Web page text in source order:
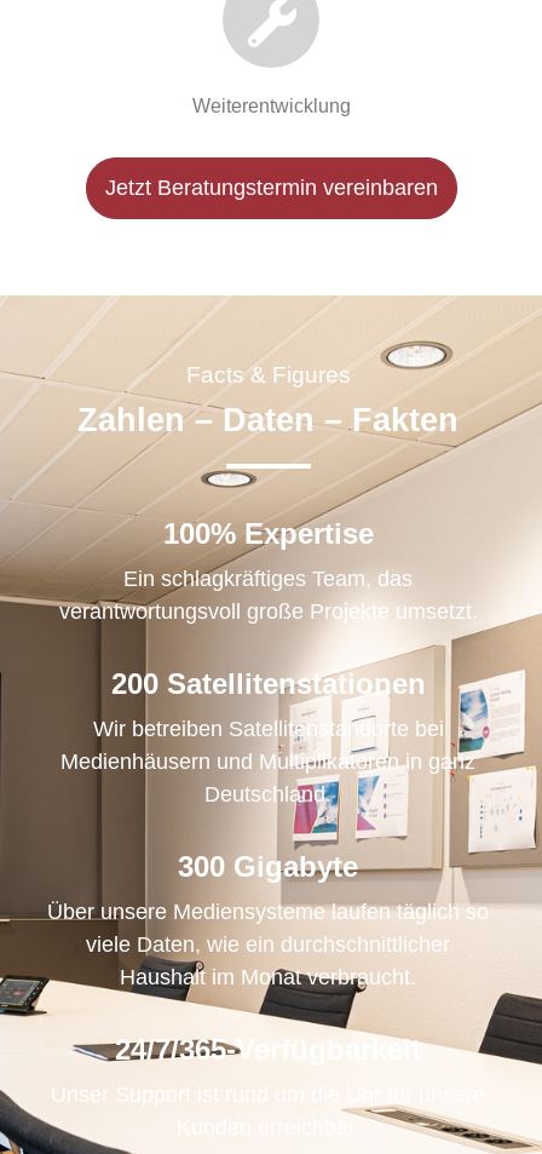
Weiterentwicklung
Jetzt Beratungstermin vereinbaren
Facts & Figures
Zahlen – Daten – Fakten
100% Expertise
Ein schlagkräftiges Team, das
verantwortungsvoll große Projekte umsetzt.
200 Satellitenstationen
Wir betreiben Satellitenstandorte bei
Medienhäusern und Multiplikatoren in ganz
Deutschland.
300 Gigabyte
Über unsere Mediensysteme laufen täglich so
viele Daten, wie ein durchschnittlicher
Haushalt im Monat verbraucht.
24/7/365-Verfügbarkeit
Unser Support ist rund um die Uhr für unsere